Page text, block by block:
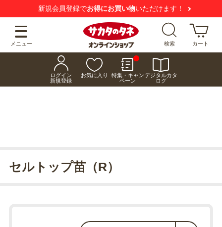
新規会員登録でお得にお買い物いただけます！
メニュー 検索 カート
ログイン
新規登録
お気に入り
特集・キャン
ペーン
デジタルカタ
ログ
セルトップ苗（R）